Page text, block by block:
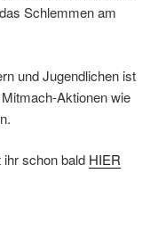
Schlemmen am
und Jugendlichen ist
Aktionen wie
schon bald HIER